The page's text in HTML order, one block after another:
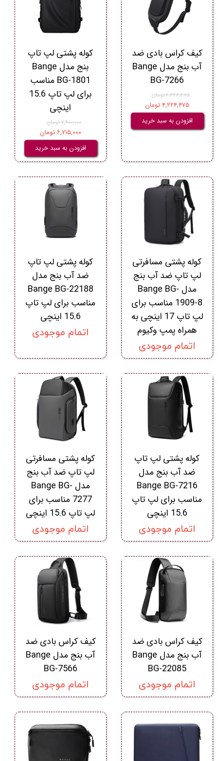
کیف کراس بادی ضد
آب بنج مدل Bange
BG-7266
۴,۴۴۶,۴۷۵ تومان
۴,۲۲۴,۴۷۵ تومان
افزودن به سبد خرید
کوله پشتی لپ تاپ
بنج مدل Bange
BG-1801 مناسب
برای لپ تاپ 15.6
اینچی
۷,۹۰۰,۰۰۰ تومان
۶,۷۱۵,۰۰۰ تومان
افزودن به سبد خرید
کوله پشتی مسافرتی
لپ تاپ ضد آب بنج
مدل Bange BG-
1909-8 مناسب برای
لپ تاپ 17 اینچی به
همراه پمپ وکیوم
اتمام موجودی
کوله پشتی لپ تاپ
ضد آب بنج مدل
Bange BG-22188
مناسب برای لپ تاپ
15.6 اینچی
اتمام موجودی
کوله پشتی لپ تاپ
ضد آب بنج مدل
Bange BG-7216
مناسب برای لپ تاپ
15.6 اینچی
اتمام موجودی
کوله پشتی مسافرتی
لپ تاپ ضد آب بنج
مدل Bange BG-
7277 مناسب برای
لپ تاپ 15.6 اینچی
اتمام موجودی
کیف کراس بادی ضد
آب بنج مدل Bange
BG-22085
اتمام موجودی
کیف کراس بادی ضد
آب بنج مدل Bange
BG-7566
اتمام موجودی